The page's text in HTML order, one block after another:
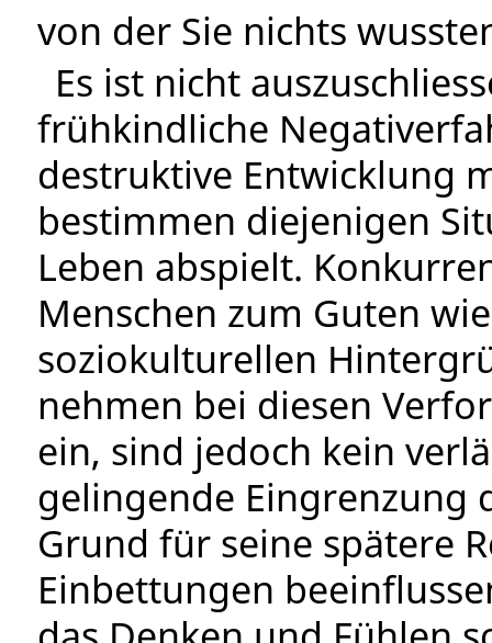
von der Sie nichts
Es ist nicht
frühkindliche
destruktive Entwicklung
bestimmen diejenigen
Leben abspielt.
Menschen zum Guten
soziokulturellen
nehmen bei diesen
ein, sind jedoch kein
gelingende Eingrenzung
Grund für seine spätere
Einbettungen